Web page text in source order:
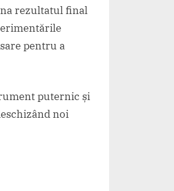
rezultatul final
pentru a
puternic și
noi